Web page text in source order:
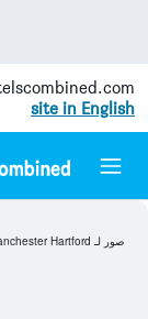
site in English
صور لـ Hawthorn Manchester Hartford